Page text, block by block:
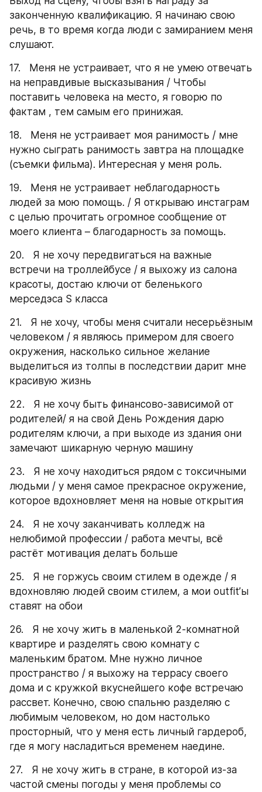
законченную квалификацию. Я начинаю свою
речь, в то время когда люди с замиранием меня
слушают.
17.   Меня не устраивает, что я не умею отвечать
на неправдивые высказывания / Чтобы
поставить человека на место, я говорю по
фактам , тем самым его принижая.
18.   Меня не устраивает моя ранимость / мне
нужно сыграть ранимость завтра на площадке
(съемки фильма). Интересная у меня роль.
19.   Меня не устраивает неблагодарность
людей за мою помощь. / Я открываю инстаграм
с целью прочитать огромное сообщение от
моего клиента – благодарность за помощь.
20.   Я не хочу передвигаться на важные
встречи на троллейбусе / я выхожу из салона
красоты, достаю ключи от беленького
мерседэса S класса
21.   Я не хочу, чтобы меня считали несерьёзным
человеком / я являюсь примером для своего
окружения, насколько сильное желание
выделиться из толпы в последствии дарит мне
красивую жизнь
22.   Я не хочу быть финансово-зависимой от
родителей/ я на свой День Рождения дарю
родителям ключи, а при выходе из здания они
замечают шикарную черную машину
23.   Я не хочу находиться рядом с токсичными
людьми / у меня самое прекрасное окружение,
которое вдохновляет меня на новые открытия
24.   Я не хочу заканчивать колледж на
нелюбимой профессии / работа мечты, всё
растёт мотивация делать больше
25.   Я не горжусь своим стилем в одежде / я
вдохновляю людей своим стилем, а мои outfit’ы
ставят на обои
26.   Я не хочу жить в маленькой 2-комнатной
квартире и разделять свою комнату с
маленьким братом. Мне нужно личное
пространство / я выхожу на террасу своего
дома и с кружкой вкуснейшего кофе встречаю
рассвет. Конечно, свою спальню разделяю с
любимым человеком, но дом настолько
просторный, что у меня есть личный гардероб,
где я могу насладиться временем наедине.
27.   Я не хочу жить в стране, в которой из-за
частой смены погоды у меня проблемы со